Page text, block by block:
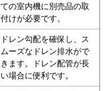
ての室内機に別売品の取
付けが必要です。
ドレン勾配を確保し、ス
ムーズなドレン排水がで
きます。ドレン配管が長
い場合に便利です。